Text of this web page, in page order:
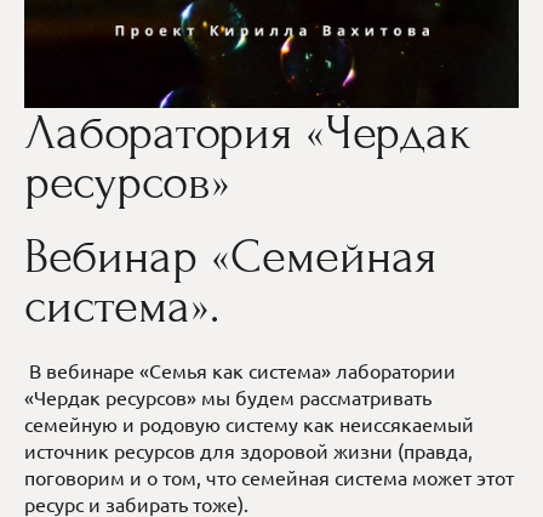
Лаборатория «Чердак
ресурсов»
Вебинар «Семейная
система».
В вебинаре «Семья как система» лаборатории
«Чердак ресурсов» мы будем рассматривать
семейную и родовую систему как неиссякаемый
источник ресурсов для здоровой жизни (правда,
поговорим и о том, что семейная система может этот
ресурс и забирать тоже).